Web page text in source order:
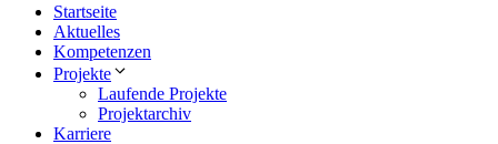
Startseite
Aktuelles
Kompetenzen
Projekte
Laufende Projekte
Projektarchiv
Karriere